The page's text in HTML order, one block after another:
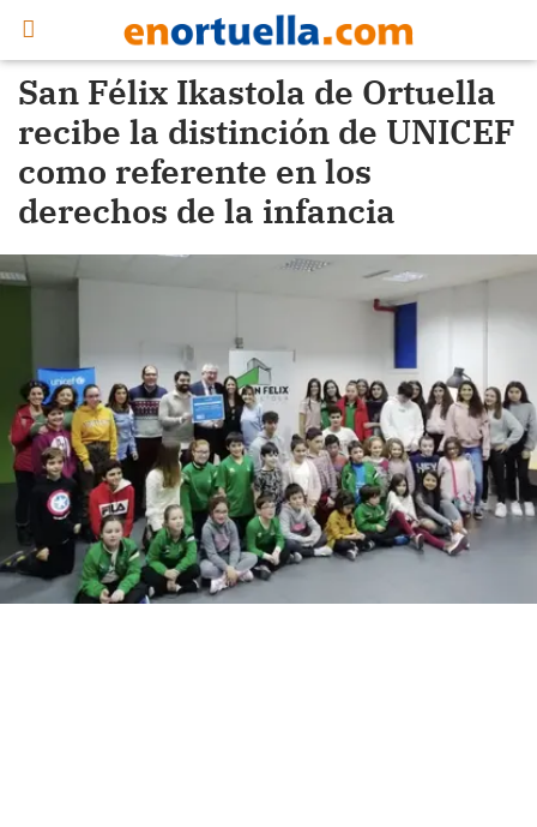
San Félix Ikastola de Ortuella
recibe la distinción de UNICEF
como referente en los
derechos de la infancia